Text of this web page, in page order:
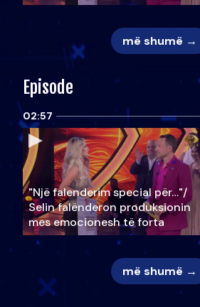
më shumë →
Episode
02:57
"Një falenderim special për…"/
Selin falënderon produksionin
mes emocionesh të forta
më shumë →